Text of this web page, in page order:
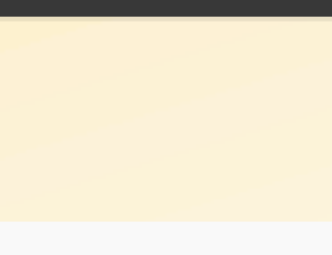
SomovskiSpinningSpodŠtapoviTeleskopiTorbe/Futrole